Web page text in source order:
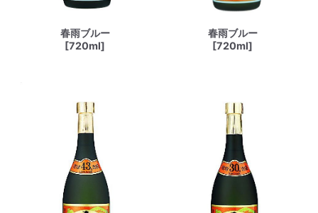
春雨ブルー
[720ml]
春雨ブルー
[720ml]